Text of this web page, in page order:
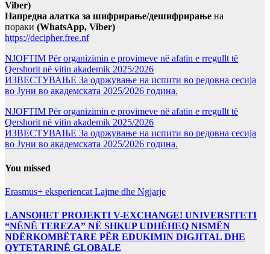
Viber)
Напредна алатка за шифрирање/дешифрирање на
пораки (WhatsApp, Viber)
https://decipher.free.nf
NJOFTIM Për organizimin e provimeve në afatin e rregullt të
Qershorit në vitin akademik 2025/2026
ИЗВЕСТУВАЊЕ За одржување на испити во редовна сесија
во Јуни во академската 2025/2026 година.
NJOFTIM Për organizimin e provimeve në afatin e rregullt të
Qershorit në vitin akademik 2025/2026
ИЗВЕСТУВАЊЕ За одржување на испити во редовна сесија
во Јуни во академската 2025/2026 година.
You missed
Erasmus+ eksperiencat Lajme dhe Ngjarje
LANSOHET PROJEKTI V-EXCHANGE! UNIVERSITETI
“NËNË TEREZA” NË SHKUP UDHËHEQ NISMËN
NDËRKOMBËTARE PËR EDUKIMIN DIGJITAL DHE
QYTETARINË GLOBALE